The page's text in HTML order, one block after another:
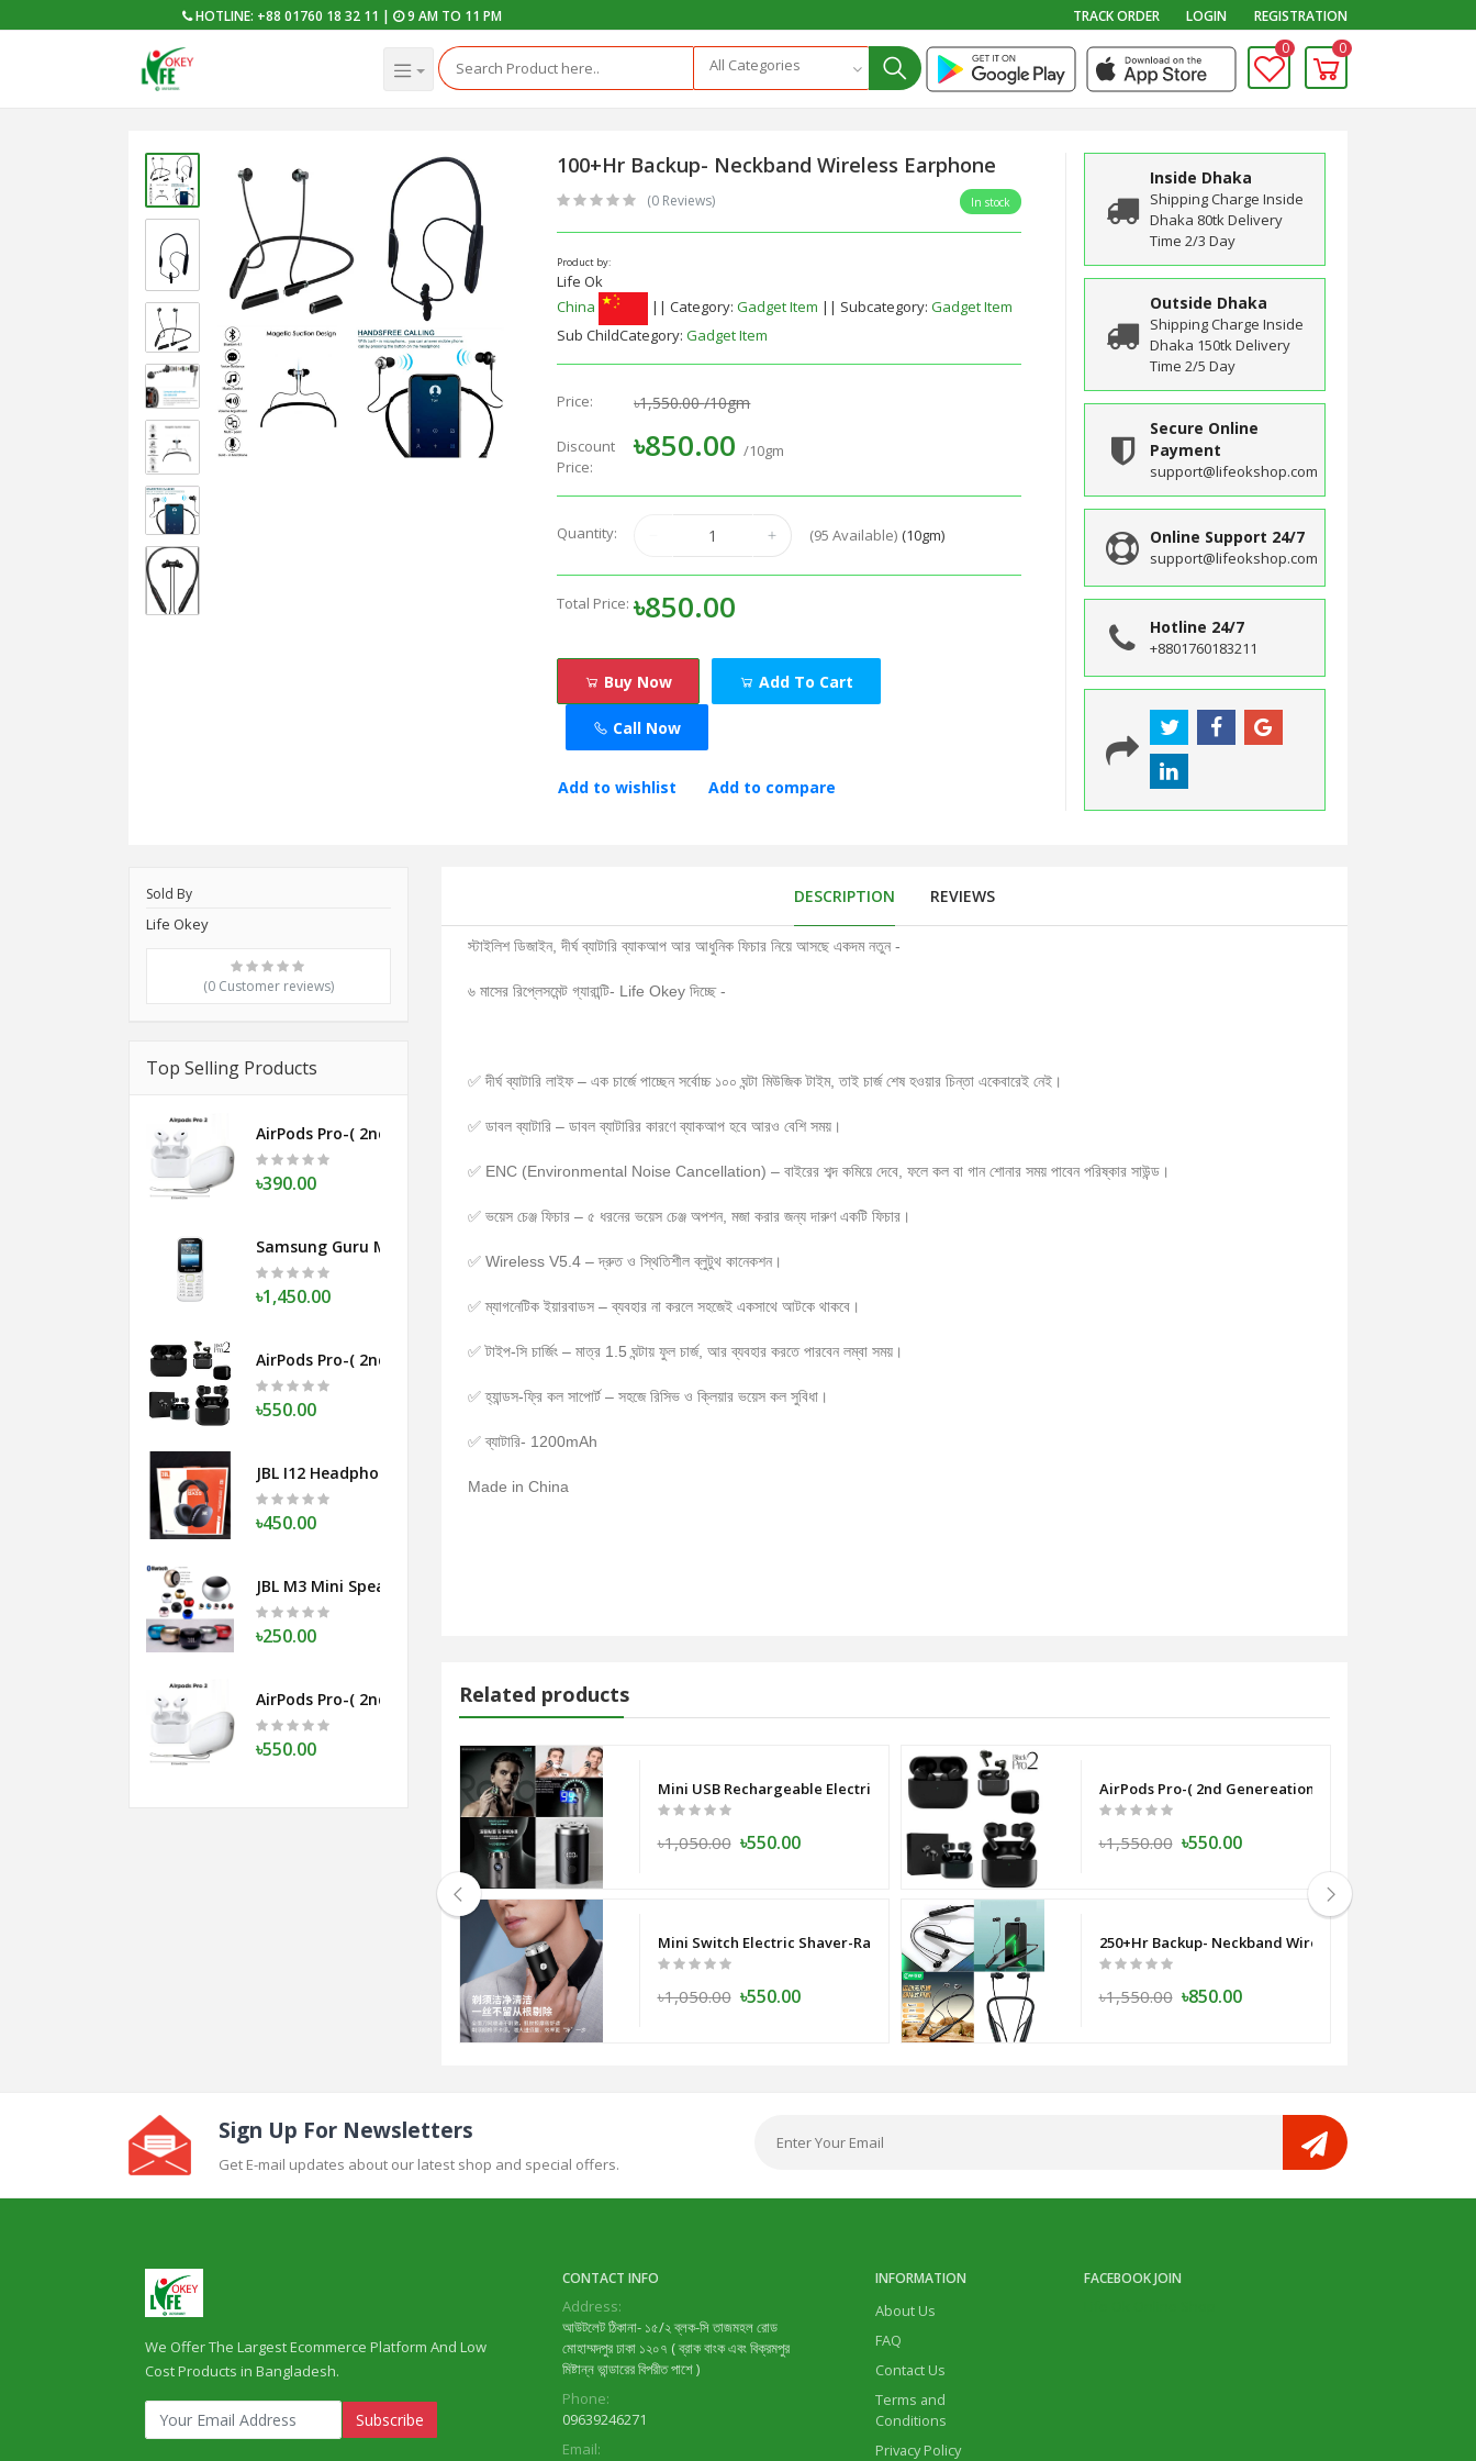
HOTLINE: +88 01760 18 32 11 | 9 AM TO 11 PM TRACK ORDER LOGIN REGISTRATION
All Categories
0 0
100+Hr Backup- Neckband Wireless Earphone
(0 Reviews) In stock
Product by:
Life Ok
China
|| Category: Gadget Item || Subcategory: Gadget Item
Sub ChildCategory: Gadget Item
Price: ৳1,550.00/10gm
Discount
Price:
৳850.00/10gm
Quantity: (95 Available) (10gm)
Total Price: ৳850.00
Buy Now Add To Cart
Call Now
Add to wishlist Add to compare
Inside Dhaka
Shipping Charge Inside
Dhaka 80tkDelivery
Time 2/3 Day
Outside Dhaka
Shipping Charge Inside
Dhaka 150tkDelivery
Time 2/5 Day
Secure Online
Payment
support@lifeokshop.com
Online Support 24/7
support@lifeokshop.com
Hotline 24/7
+8801760183211
Sold By
Life Okey
(0 Customer reviews)
Top Selling Products
AirPods Pro-( 2nd Genereation ) China Version
৳390.00
Samsung Guru Music 2
৳1,450.00
AirPods Pro-( 2nd Genereation ) SS Master Copy -Black -Mat
৳550.00
JBL I12 Headphone Bluetooth Headset Wireless Gamming Over-Ear Headphones
৳450.00
JBL M3 Mini Speaker-মেটাল বডি- মেমোরি কার্ড
৳250.00
AirPods Pro-( 2nd Genereation ) SS Master Copy -White-
৳550.00
DESCRIPTION REVIEWS
স্টাইলিশ ডিজাইন, দীর্ঘ ব্যাটারি ব্যাকআপ আর আধুনিক ফিচার নিয়ে আসছে একদম নতুন -
৬ মাসের রিপ্লেসমেন্ট গ্যারান্টি- Life Okey দিচ্ছে -
✅ দীর্ঘ ব্যাটারি লাইফ – এক চার্জে পাচ্ছেন সর্বোচ্চ ১০০ ঘন্টা মিউজিক টাইম, তাই চার্জ শেষ হওয়ার চিন্তা একেবারেই নেই।
✅ ডাবল ব্যাটারি – ডাবল ব্যাটারির কারণে ব্যাকআপ হবে আরও বেশি সময়।
✅ ENC (Environmental Noise Cancellation) – বাইরের শব্দ কমিয়ে দেবে, ফলে কল বা গান শোনার সময় পাবেন পরিষ্কার সাউন্ড।
✅ ভয়েস চেঞ্জ ফিচার – ৫ ধরনের ভয়েস চেঞ্জ অপশন, মজা করার জন্য দারুণ একটি ফিচার।
✅ Wireless V5.4 – দ্রুত ও স্থিতিশীল ব্লুটুথ কানেকশন।
✅ ম্যাগনেটিক ইয়ারবাডস – ব্যবহার না করলে সহজেই একসাথে আটকে থাকবে।
✅ টাইপ-সি চার্জিং – মাত্র 1.5 ঘন্টায় ফুল চার্জ, আর ব্যবহার করতে পারবেন লম্বা সময়।
✅ হ্যান্ডস-ফ্রি কল সাপোর্ট – সহজে রিসিভ ও ক্লিয়ার ভয়েস কল সুবিধা।
✅ ব্যাটারি- 1200mAh
Made in China
Related products
Mini Emergency Pocket Wireless Capsule Power Bank 10000 mAh
Mini USB Rechargeable Electric Shaver Full Body Travel Smart Shaver men
৳1,050.00 ৳550.00
Mini Switch Electric Shaver-Razor - USB
৳1,050.00 ৳550.00
AirPods Pro-( 2nd Genereation ) SS Master Copy -
৳1,550.00 ৳550.00
250+Hr Backup- Neckband Wireless Earphone
৳1,550.00 ৳850.00
Sign Up For Newsletters
Get E-mail updates about our latest shop and special offers.
We Offer The Largest Ecommerce Platform And Low
Cost Products in Bangladesh.
Subscribe
CONTACT INFO
Address:
আউটলেট ঠিকানা- ১৫/২ ব্লক-সি তাজমহল রোড
মোহাম্মদপুর ঢাকা ১২০৭ ( ব্রাক বাংক এবং বিক্রমপুর
মিষ্টান্ন ভান্ডারের বিপরীত পাশে )
Phone:
09639246271
Email:
INFORMATION
About Us
FAQ
Contact Us
Terms and
Conditions
Privacy Policy
FACEBOOK JOIN